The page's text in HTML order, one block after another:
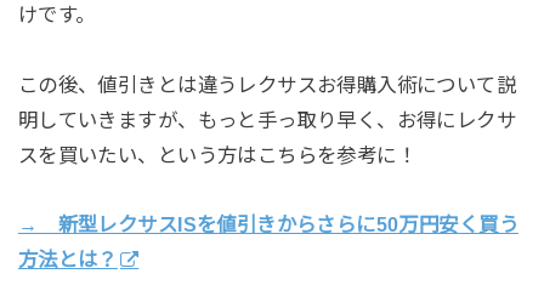
けです。
この後、値引きとは違うレクサスお得購入術について説
明していきますが、もっと手っ取り早く、お得にレクサ
スを買いたい、という方はこちらを参考に！
→ 新型レクサスISを値引きからさらに50万円安く買う
方法とは？